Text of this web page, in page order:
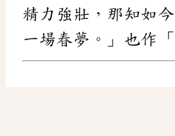
精力強壯，那知如今
一場春夢。」也作「